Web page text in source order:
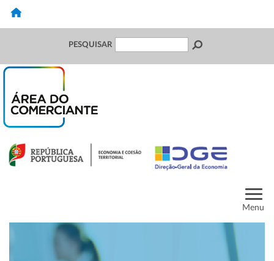
PESQUISAR
Menu